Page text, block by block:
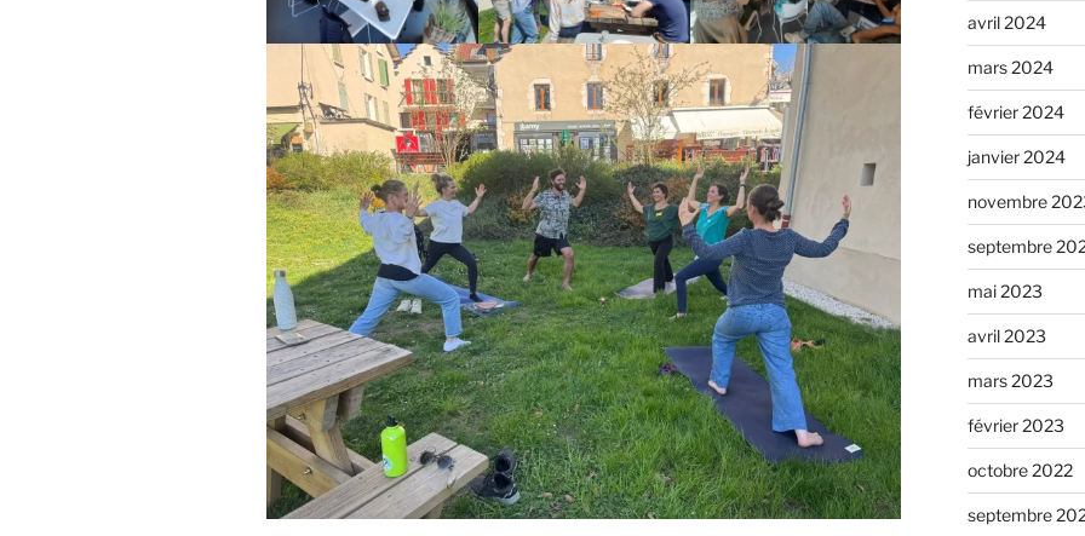
avril 2024
mars 2024
février 2024
janvier 2024
novembre
septembre
mai 2023
avril 2023
mars 2023
février 2023
octobre 2022
septembre